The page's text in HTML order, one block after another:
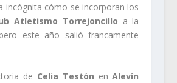
incógnita cómo se incorporan los
Atletismo Torrejoncillo a la
este año salió francamente
de Celia Testón enAlevín